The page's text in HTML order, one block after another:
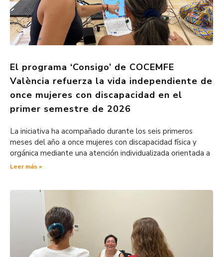
El programa ‘Consigo’ de COCEMFE
València refuerza la vida independiente de
once mujeres con discapacidad en el
primer semestre de 2026
La iniciativa ha acompañado durante los seis primeros
meses del año a once mujeres con discapacidad física y
orgánica mediante una atención individualizada orientada a
Leer más »